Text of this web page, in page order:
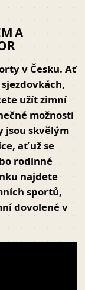
A
v Česku. Ať
užít zimní
možnosti
jsou skvělým
ať už se
rodinné
najdete
sportů,
dovolené v